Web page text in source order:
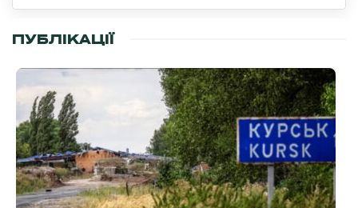
ПУБЛІКАЦІЇ